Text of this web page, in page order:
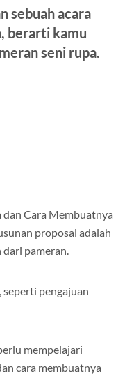
sebuah acara
berarti kamu
seni rupa.
dan Cara Membuatnya
proposal adalah
pameran.
pengajuan
mempelajari
cara membuatnya